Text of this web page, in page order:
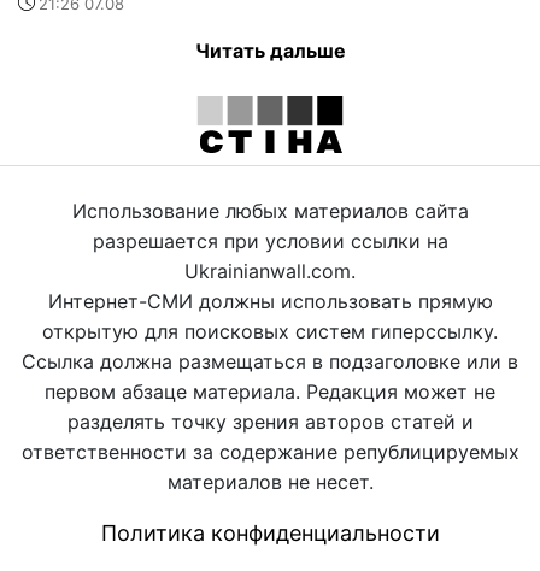
Читать дальше
Использование любых материалов сайта
разрешается при условии ссылки на
Ukrainianwall.com.
Интернет-СМИ должны использовать прямую
открытую для поисковых систем гиперссылку.
Ссылка должна размещаться в подзаголовке или в
первом абзаце материала. Редакция может не
разделять точку зрения авторов статей и
ответственности за содержание републицируемых
материалов не несет.
Политика конфиденциальности